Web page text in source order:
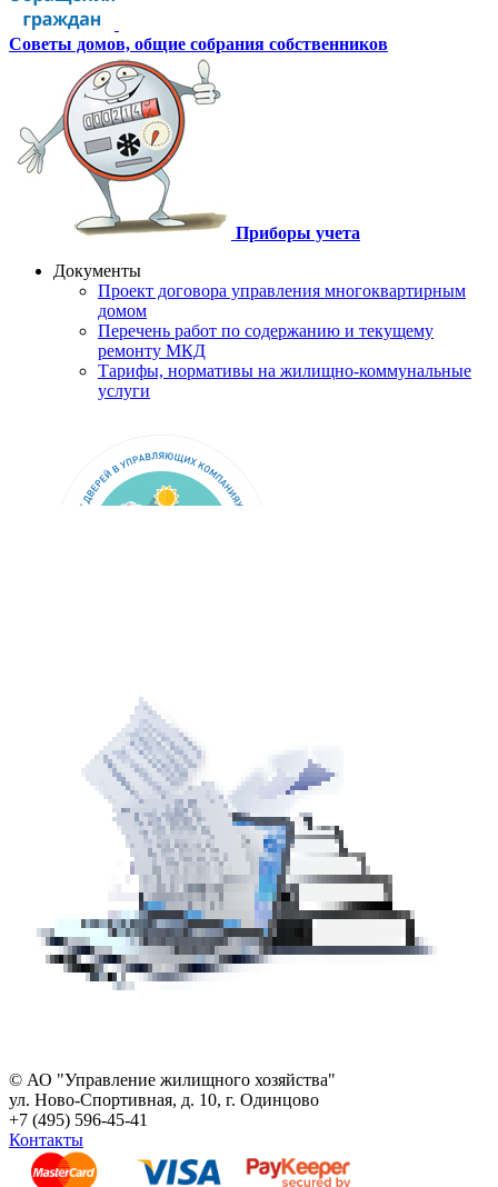
Советы домов, общие собрания собственников
Приборы учета
Документы
Проект договора управления многоквартирным
домом
Перечень работ по содержанию и текущему
ремонту МКД
Тарифы, нормативы на жилищно-коммунальные
услуги
© АО "Управление жилищного хозяйства"
ул. Ново-Спортивная, д. 10, г. Одинцово
+7 (495) 596-45-41
Контакты